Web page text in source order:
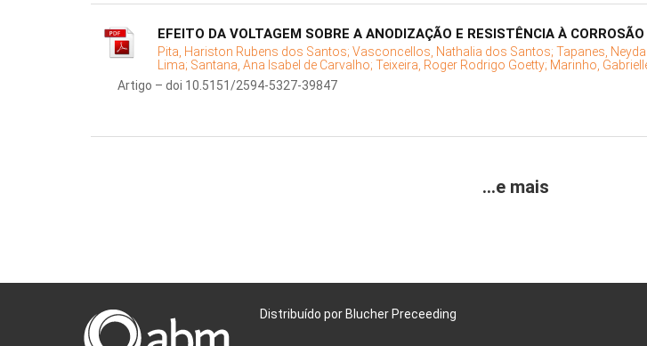
EFEITO DA VOLTAGEM SOBRE A ANODIZAÇÃO E RESISTÊNCIA À
Pita, Hariston Rubens dos Santos; Vasconcellos, Nathalia dos Santos; Tapanes,
Lima; Santana, Ana Isabel de Carvalho; Teixeira, Roger Rodrigo Goetty; Marinho,
Artigo – doi 10.5151/2594-5327-39847
...e mais
Distribuído por Blucher Preceeding